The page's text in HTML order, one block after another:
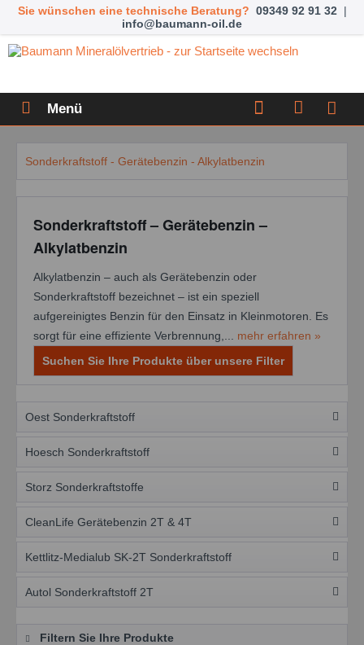
Sie wünschen eine technische Beratung? 09349 92 91 32 |
info@baumann-oil.de
Menü
Sonderkraftstoff - Gerätebenzin - Alkylatbenzin
Sonderkraftstoff – Gerätebenzin –
Alkylatbenzin
Alkylatbenzin – auch als Gerätebenzin oder
Sonderkraftstoff bezeichnet – ist ein speziell
aufgereinigtes Benzin für den Einsatz in Kleinmotoren. Es
sorgt für eine effiziente Verbrennung,... mehr erfahren »
Suchen Sie Ihre Produkte über unsere Filter
Oest Sonderkraftstoff
Hoesch Sonderkraftstoff
Storz Sonderkraftstoffe
CleanLife Gerätebenzin 2T & 4T
Kettlitz-Medialub SK-2T Sonderkraftstoff
Autol Sonderkraftstoff 2T
Filtern Sie Ihre Produkte